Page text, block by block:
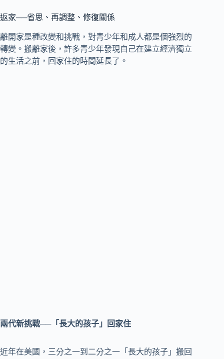
返家──省思、再調整、修復關係
離開家是種改變和挑戰，對青少年和成人都是個強烈的
轉變。搬離家後，許多青少年發現自己在建立經濟獨立
的生活之前，回家住的時間延長了。
兩代新挑戰──「長大的孩子」回家住
近年在美國，三分之一到二分之一「長大的孩子」搬回